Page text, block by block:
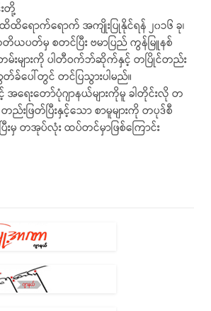
တို့
ထိရောက်ရောက် အကျိုးပြုနိုင်ရန် ၂၀၁၆ ခု၊
တ်မှ စတင်ပြီး ဗမာပြည် ကွန်မြူနစ်
တမ်းများကို ပါတီဝက်ဘ်ဆိုက်နှင့် တပြိုင်တည်း
ပေါ်တွင် တင်ပြသွားပါမည်။
အရေးတော်ပုံဂျာနယ်များကိုမူ ခါတိုင်းလို တ
းဖြတ်ပြီးနှင့်သော စာမူများကို တပုဒ်စီ
ြီးမှ တအုပ်လုံး ထပ်တင်မှာဖြစ်ကြောင်း